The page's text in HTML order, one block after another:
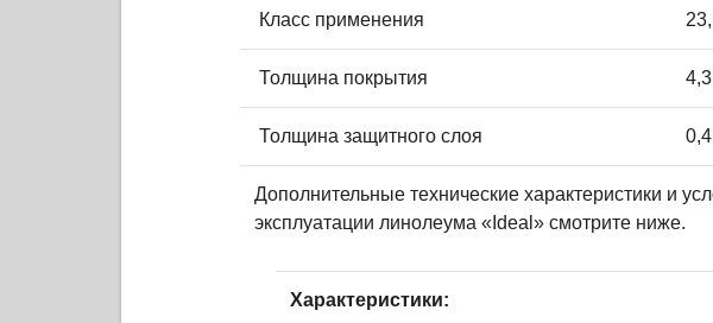
Класс применения
Толщина покрытия
Толщина защитного слоя
Дополнительные технические характеристики и
эксплуатации линолеума «Ideal» смотрите ниже.
Характеристики: